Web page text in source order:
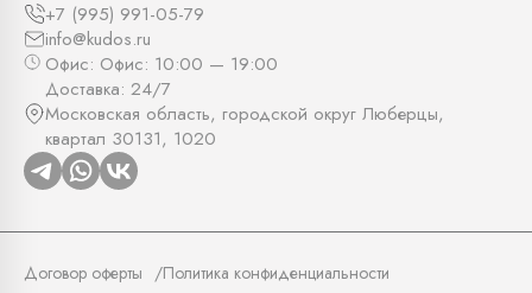
+7 (995) 991-05-79
info@kudos.ru
Офис: Офис: 10:00 — 19:00
Доставка: 24/7
Московская область, городской округ Люберцы,
квартал 30131, 1020
Договор оферты Политика конфиденциальности